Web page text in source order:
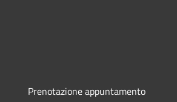
Prenotazione appuntamento